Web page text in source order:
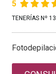
5
TENERÍAS Nº